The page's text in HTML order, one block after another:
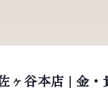
ヶ谷本店 | 金